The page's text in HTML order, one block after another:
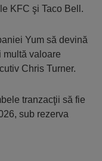
KFC şi Taco Bell.
Yum să devină
multă valoare
Chris Turner.
tranzacţii să fie
sub rezerva